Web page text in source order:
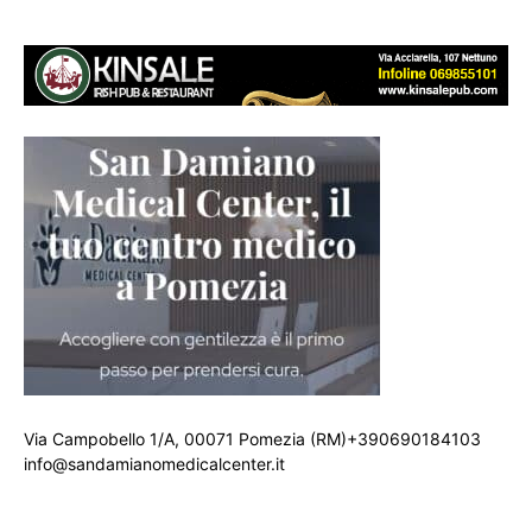
Via Campobello 1/A, 00071 Pomezia (RM)+390690184103
info@sandamianomedicalcenter.it